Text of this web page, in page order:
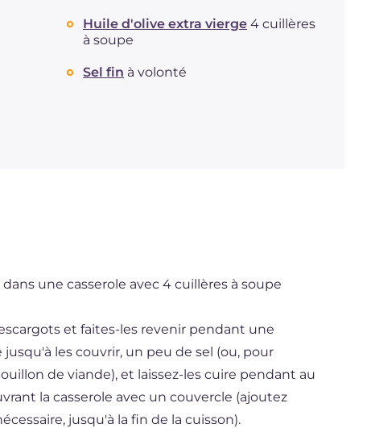
Protéine g 49.6
Graisses
Fibre
Huile d'olive extra vierge 4 cuillères
à soupe
Sel fin à volonté
une casserole avec 4 cuillères à soupe
et faites-les revenir pendant une
les couvrir, un peu de sel (ou, pour
de viande), et laissez-les cuire pendant au
la casserole avec un couvercle (ajoutez
jusqu'à la fin de la cuisson).